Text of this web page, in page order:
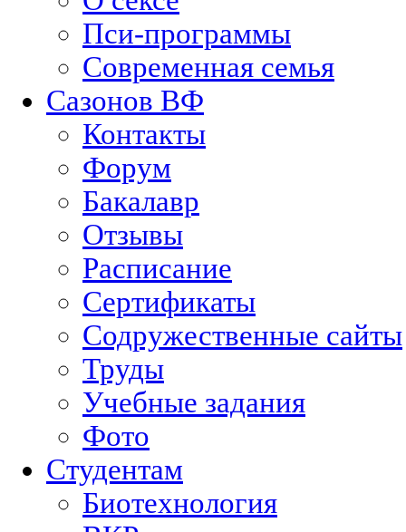
Пси-программы
Современная семья
Сазонов ВФ
Контакты
Форум
Бакалавр
Отзывы
Расписание
Сертификаты
Содружественные сайты
Труды
Учебные задания
Фото
Студентам
Биотехнология